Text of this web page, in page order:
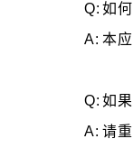
Q: 如
A: 本
Q: 如
A: 请